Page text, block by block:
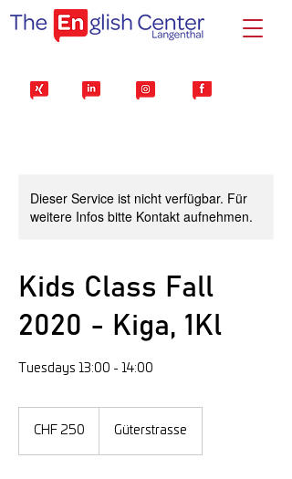
Dieser Service ist nicht verfügbar. Für
weitere Infos bitte Kontakt aufnehmen.
Kids Class Fall
2020 - Kiga, 1Kl
Tuesdays 13:00 - 14:00
Schweizer
Franken
CHF 250 Güterstrasse